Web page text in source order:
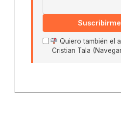
Quiero también el
Cristian Tala